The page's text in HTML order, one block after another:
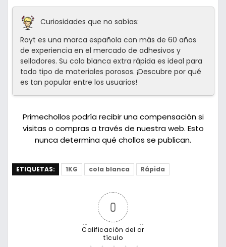
Curiosidades que no sabías:
Rayt es una marca española con más de 60 años
de experiencia en el mercado de adhesivos y
selladores. Su cola blanca extra rápida es ideal para
todo tipo de materiales porosos. ¡Descubre por qué
es tan popular entre los usuarios!
Primechollos podría recibir una compensación si
visitas o compras a través de nuestra web. Esto
nunca determina qué chollos se publican.
ETIQUETAS: 1KG cola blanca Rápida
0
Calificación del ar
tículo